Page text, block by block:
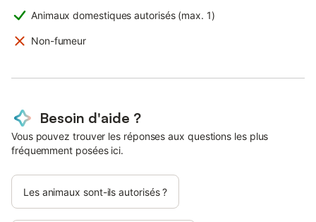
Animaux domestiques autorisés (max. 1)
Non-fumeur
Besoin d'aide ?
Vous pouvez trouver les réponses aux questions les plus
fréquemment posées ici.
Les animaux sont-ils autorisés ?